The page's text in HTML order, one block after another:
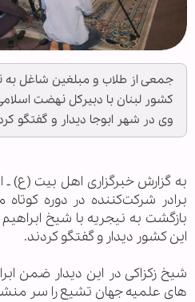
جمعی از طلاب و مبلغین شاغل
کشور لبنان با دبيركل نهضت
وی در شهر ابوجا دیدار و گفتگو
به گزارش خبرگزاری اهل بيت (ع) ـ
برادر شرکت‌کننده در دوره
بازگشت به نیجریه با شیخ
این کشور دیدار و گفتگو کردند.
شیخ زکزاکی در این دیدار ضمن
های علمیه جهان تشیع را سر